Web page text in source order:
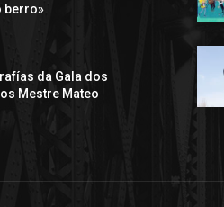
berro»
da Gala dos
Mestre Mateo